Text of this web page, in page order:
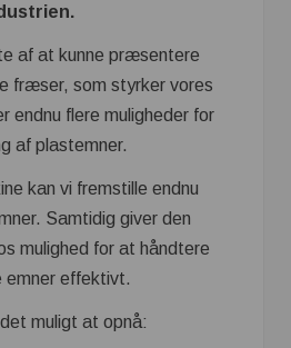
af at kunne præsentere
fræser, som styrker vores
endnu flere muligheder for
af plastemner.
kan vi fremstille endnu
Samtidig giver den
mulighed for at håndtere
emner effektivt.
muligt at opnå: